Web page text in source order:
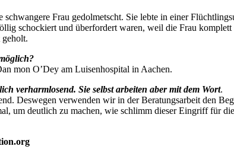
Frau gedolmetscht. Sie lebte in einer
schockiert und überfordert waren, weil die Frau
mon O’Dey am Luisenhospital in Aachen.
verharmlosend. Sie selbst arbeiten aber mit dem Wort.
Deswegen verwenden wir in der Beratungsarbeit den
um deutlich zu machen, wie schlimm dieser Eingriff für